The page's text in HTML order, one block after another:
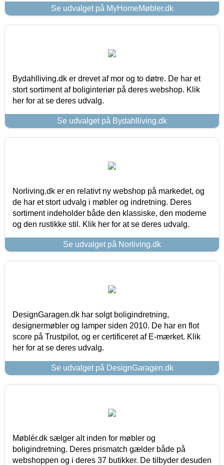
Se udvalget på MyHomeMøbler.dk
Bydahlliving.dk er drevet af mor og to døtre. De har et
stort sortiment af boliginteriør på deres webshop. Klik
her for at se deres udvalg.
Se udvalget på Bydahlliving.dk
Norliving.dk er en relativt ny webshop på markedet, og
de har et stort udvalg i møbler og indretning. Deres
sortiment indeholder både den klassiske, den moderne
og den rustikke stil. Klik her for at se deres udvalg.
Se udvalget på Norliving.dk
DesignGaragen.dk har solgt boligindretning,
designermøbler og lamper siden 2010. De har en flot
score på Trustpilot, og er certificeret af E-mærket. Klik
her for at se deres udvalg.
Se udvalget på DesignGaragen.dk
Møblér.dk sælger alt inden for møbler og
boligindretning. Deres prismatch gælder både på
webshoppen og i deres 37 butikker. De tilbyder desuden